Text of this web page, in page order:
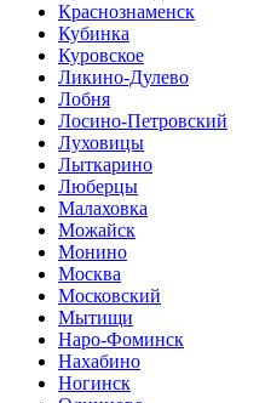
Краснознаменск
Кубинка
Куровское
Ликино-Дулево
Лобня
Лосино-Петровский
Луховицы
Лыткарино
Люберцы
Малаховка
Можайск
Монино
Москва
Московский
Мытищи
Наро-Фоминск
Нахабино
Ногинск